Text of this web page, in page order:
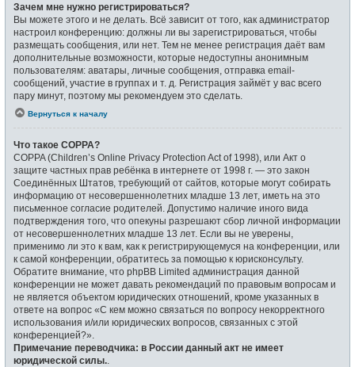
Зачем мне нужно регистрироваться?
Вы можете этого и не делать. Всё зависит от того, как администратор
настроил конференцию: должны ли вы зарегистрироваться, чтобы
размещать сообщения, или нет. Тем не менее регистрация даёт вам
дополнительные возможности, которые недоступны анонимным
пользователям: аватары, личные сообщения, отправка email-
сообщений, участие в группах и т. д. Регистрация займёт у вас всего
пару минут, поэтому мы рекомендуем это сделать.
Вернуться к началу
Что такое COPPA?
COPPA (Children’s Online Privacy Protection Act of 1998), или Акт о
защите частных прав ребёнка в интернете от 1998 г. — это закон
Соединённых Штатов, требующий от сайтов, которые могут собирать
информацию от несовершеннолетних младше 13 лет, иметь на это
письменное согласие родителей. Допустимо наличие иного вида
подтверждения того, что опекуны разрешают сбор личной информации
от несовершеннолетних младше 13 лет. Если вы не уверены,
применимо ли это к вам, как к регистрирующемуся на конференции, или
к самой конференции, обратитесь за помощью к юрисконсульту.
Обратите внимание, что phpBB Limited администрация данной
конференции не может давать рекомендаций по правовым вопросам и
не является объектом юридических отношений, кроме указанных в
ответе на вопрос «С кем можно связаться по вопросу некорректного
использования и/или юридических вопросов, связанных с этой
конференцией?».
Примечание переводчика: в России данный акт не имеет
юридической силы.